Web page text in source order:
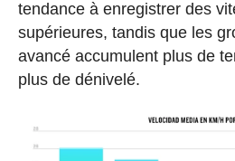
tendance à enregistrer des
supérieures, tandis que les
avancé accumulent plus de
plus de dénivelé.